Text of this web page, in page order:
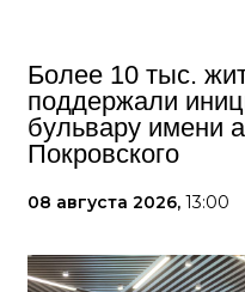
Более 10 тыс.
поддержали
бульвару имени
Покровского
08 августа 2026, 13:00